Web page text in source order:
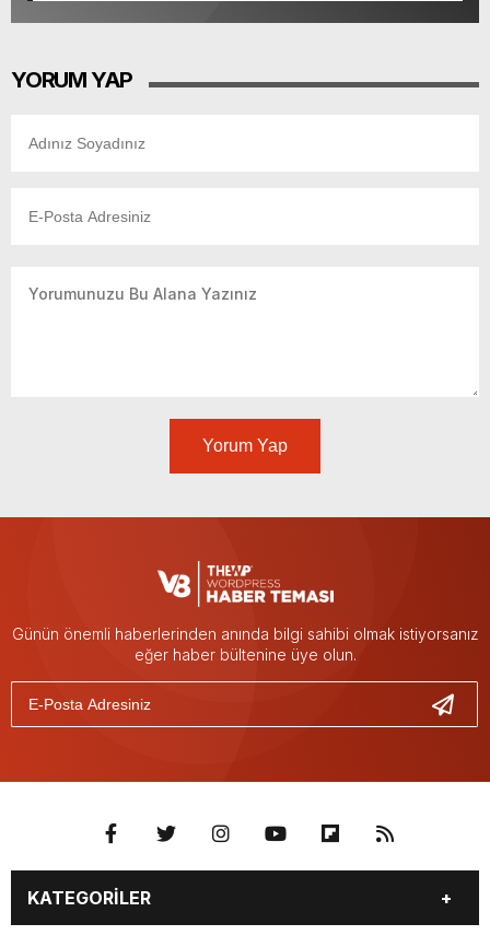
YORUM YAP
Yorum Yap
Günün önemli haberlerinden anında bilgi sahibi olmak istiyorsanız
eğer haber bültenine üye olun.
KATEGORİLER